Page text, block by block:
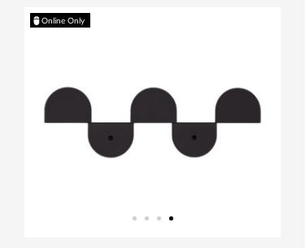
Online Only